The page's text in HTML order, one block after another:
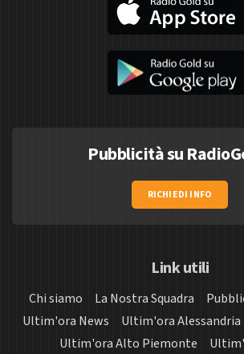
Pubblicità su
RICHIEDI INFO
Link utili
Chi siamo La Nostra Squadra
Ultim'ora News
Ultim'ora Alessandria
Ultim'ora Alto Piemonte